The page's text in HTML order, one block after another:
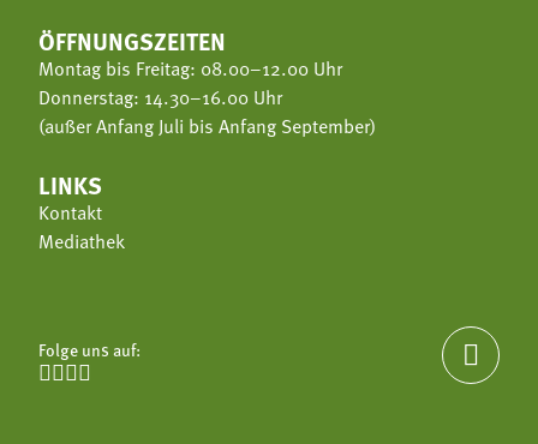
ÖFFNUNGSZEITEN
Montag bis Freitag: 08.00–12.00 Uhr
Donnerstag: 14.30–16.00 Uhr
(außer Anfang Juli bis Anfang September)
LINKS
Kontakt
Mediathek
Folge uns auf:

